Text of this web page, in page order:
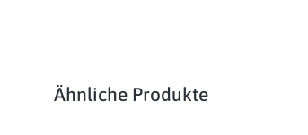
Produktgalerie überspringen
Ähnliche Produkte